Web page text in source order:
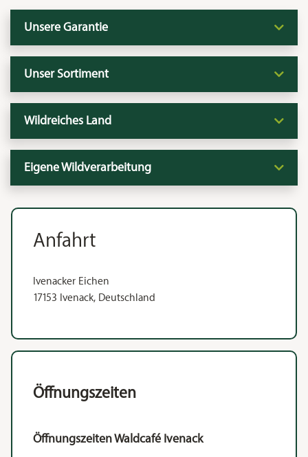
Unsere Garantie
Unser Sortiment
Wildreiches Land
Eigene Wildverarbeitung
Anfahrt
Ivenacker Eichen
17153 Ivenack, Deutschland
Öffnungszeiten
Öffnungszeiten Waldcafé Ivenack